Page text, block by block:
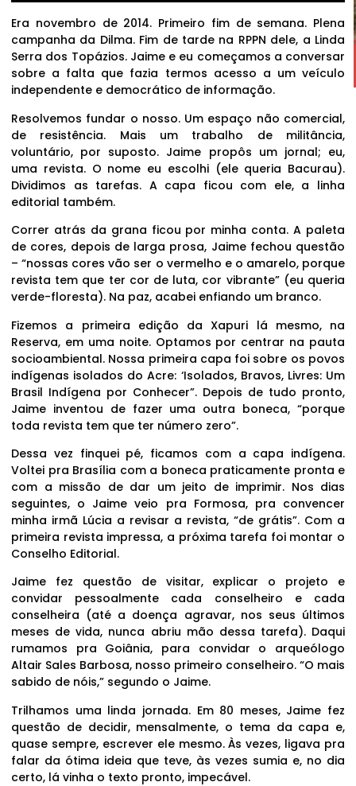
Era novembro de 2014. Primeiro fim de semana. Plena
campanha da Dilma. Fim de tarde na RPPN dele, a Linda
Serra dos Topázios. Jaime e eu começamos a conversar
sobre a falta que fazia termos acesso a um veículo
independente e democrático de informação.
Resolvemos fundar o nosso. Um espaço não comercial,
de resistência. Mais um trabalho de militância,
voluntário, por suposto. Jaime propôs um jornal; eu,
uma revista. O nome eu escolhi (ele queria Bacurau).
Dividimos as tarefas. A capa ficou com ele, a linha
editorial também.
Correr atrás da grana ficou por minha conta. A paleta
de cores, depois de larga prosa, Jaime fechou questão
– “nossas cores vão ser o vermelho e o amarelo, porque
revista tem que ter cor de luta, cor vibrante” (eu queria
verde-floresta). Na paz, acabei enfiando um branco.
Fizemos a primeira edição da Xapuri lá mesmo, na
Reserva, em uma noite. Optamos por centrar na pauta
socioambiental. Nossa primeira capa foi sobre os povos
indígenas isolados do Acre: ‘Isolados, Bravos, Livres: Um
Brasil Indígena por Conhecer”. Depois de tudo pronto,
Jaime inventou de fazer uma outra boneca, “porque
toda revista tem que ter número zero”.
Dessa vez finquei pé, ficamos com a capa indígena.
Voltei pra Brasília com a boneca praticamente pronta e
com a missão de dar um jeito de imprimir. Nos dias
seguintes, o Jaime veio pra Formosa, pra convencer
minha irmã Lúcia a revisar a revista, “de grátis”. Com a
primeira revista impressa, a próxima tarefa foi montar o
Conselho Editorial.
Jaime fez questão de visitar, explicar o projeto e
convidar pessoalmente cada conselheiro e cada
conselheira (até a doença agravar, nos seus últimos
meses de vida, nunca abriu mão dessa tarefa). Daqui
rumamos pra Goiânia, para convidar o arqueólogo
Altair Sales Barbosa, nosso primeiro conselheiro. “O mais
sabido de nóis,” segundo o Jaime.
Trilhamos uma linda jornada. Em 80 meses, Jaime fez
questão de decidir, mensalmente, o tema da capa e,
quase sempre, escrever ele mesmo. Às vezes, ligava pra
falar da ótima ideia que teve, às vezes sumia e, no dia
certo, lá vinha o texto pronto, impecável.